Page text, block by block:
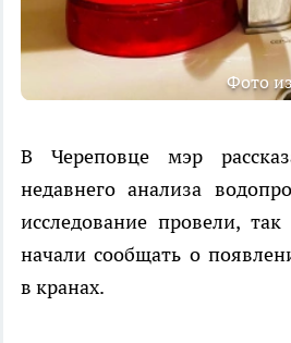
Фото
В Череповце мэр
недавнего анализа
исследование провели,
начали сообщать о
в кранах.